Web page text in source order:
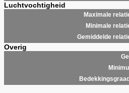
Luchtvochtigheid
Maximale
Minimale
Gemiddelde
Overig